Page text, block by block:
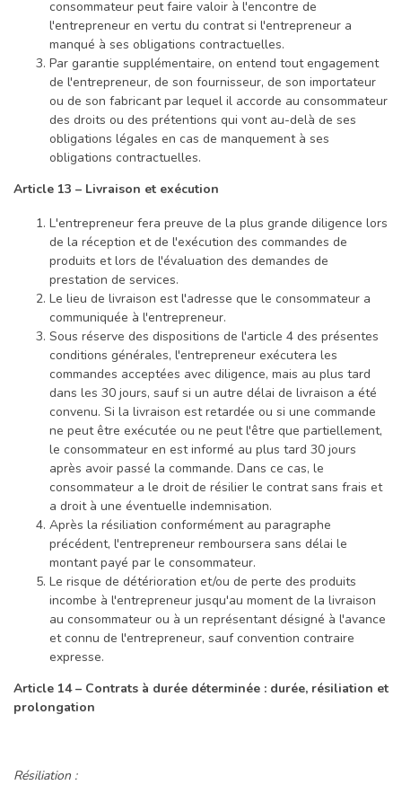
consommateur peut faire valoir à l'encontre de
l'entrepreneur en vertu du contrat si l'entrepreneur a
manqué à ses obligations contractuelles.
Par garantie supplémentaire, on entend tout engagement
de l'entrepreneur, de son fournisseur, de son importateur
ou de son fabricant par lequel il accorde au consommateur
des droits ou des prétentions qui vont au-delà de ses
obligations légales en cas de manquement à ses
obligations contractuelles.
Article 13 – Livraison et exécution
L'entrepreneur fera preuve de la plus grande diligence lors
de la réception et de l'exécution des commandes de
produits et lors de l'évaluation des demandes de
prestation de services.
Le lieu de livraison est l'adresse que le consommateur a
communiquée à l'entrepreneur.
Sous réserve des dispositions de l'article 4 des présentes
conditions générales, l'entrepreneur exécutera les
commandes acceptées avec diligence, mais au plus tard
dans les 30 jours, sauf si un autre délai de livraison a été
convenu. Si la livraison est retardée ou si une commande
ne peut être exécutée ou ne peut l'être que partiellement,
le consommateur en est informé au plus tard 30 jours
après avoir passé la commande. Dans ce cas, le
consommateur a le droit de résilier le contrat sans frais et
a droit à une éventuelle indemnisation.
Après la résiliation conformément au paragraphe
précédent, l'entrepreneur remboursera sans délai le
montant payé par le consommateur.
Le risque de détérioration et/ou de perte des produits
incombe à l'entrepreneur jusqu'au moment de la livraison
au consommateur ou à un représentant désigné à l'avance
et connu de l'entrepreneur, sauf convention contraire
expresse.
Article 14 – Contrats à durée déterminée : durée, résiliation et
prolongation
Résiliation :